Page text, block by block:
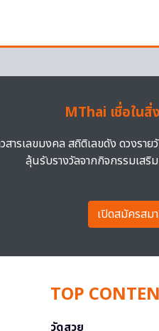
MThai เชื่อในสิ่
สารเลขมงคล สถิติเลขดัง ดวงรา
ลุ้นรับรางวัลจากกิจกรรมเสริ
เปิดสมัครสม
TOP
วัดสวย